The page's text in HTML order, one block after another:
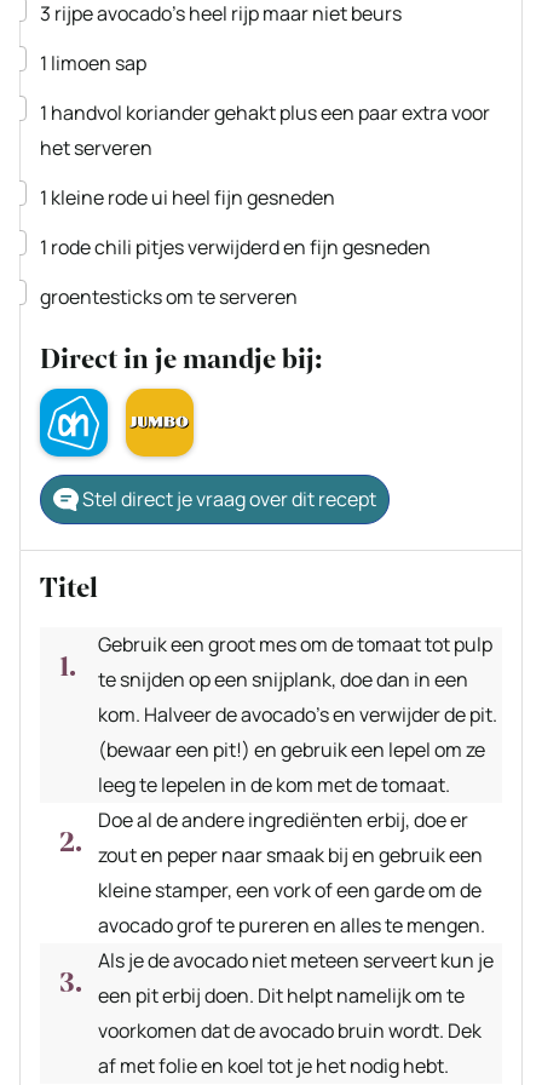
▢
3 rijpeavocado'sheel rijp maar niet beurs
▢
1 limoen sap
▢
1 handvol koriandergehakt plus een paar extra voor
het serveren
▢
1 kleine rode ui heel fijn gesneden
▢
1 rode chili pitjes verwijderd en fijn gesneden
▢
groentesticks om te serveren
Direct in je mandje bij:
Stel direct je vraag over dit recept
Titel
Gebruik een groot mes om de tomaat tot pulp
te snijden op een snijplank, doe dan in een
kom. Halveer de avocado’s en verwijder de pit.
(bewaar een pit!) en gebruik een lepel om ze
leeg te lepelen in de kom met de tomaat.
Doe al de andere ingrediënten erbij, doe er
zout en peper naar smaak bij en gebruik een
kleine stamper, een vork of een garde om de
avocado grof te pureren en alles te mengen.
Als je de avocado niet meteen serveert kun je
een pit erbij doen. Dit helpt namelijk om te
voorkomen dat de avocado bruin wordt. Dek
af met folie en koel tot je het nodig hebt.